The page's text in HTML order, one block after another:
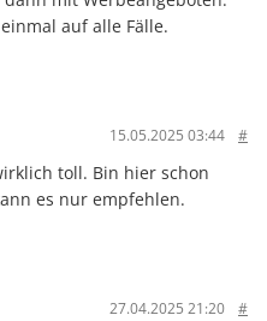
auf alle Fälle.
15.05.2025 03:44 #
toll. Bin hier schon
es nur empfehlen.
27.04.2025 21:20 #